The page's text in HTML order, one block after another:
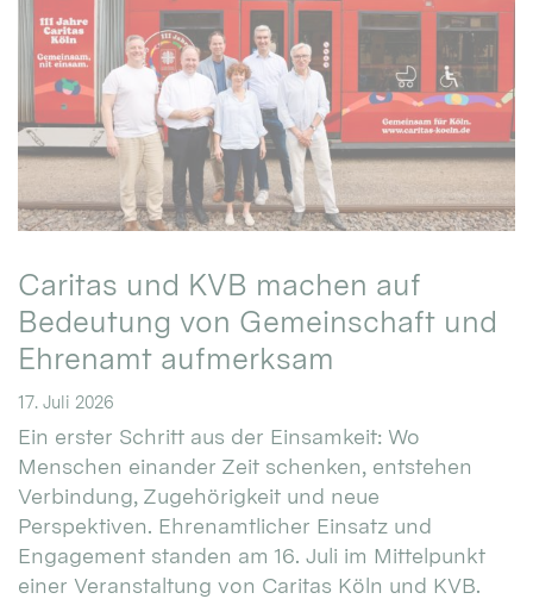
Caritas und KVB machen auf
Bedeutung von Gemeinschaft und
Ehrenamt aufmerksam
17. Juli 2026
Ein erster Schritt aus der Einsamkeit: Wo
Menschen einander Zeit schenken, entstehen
Verbindung, Zugehörigkeit und neue
Perspektiven. Ehrenamtlicher Einsatz und
Engagement standen am 16. Juli im Mittelpunkt
einer Veranstaltung von Caritas Köln und KVB.